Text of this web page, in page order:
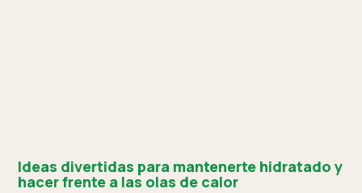
Ideas divertidas para mantenerte hidratado y
hacer frente a las olas de calor